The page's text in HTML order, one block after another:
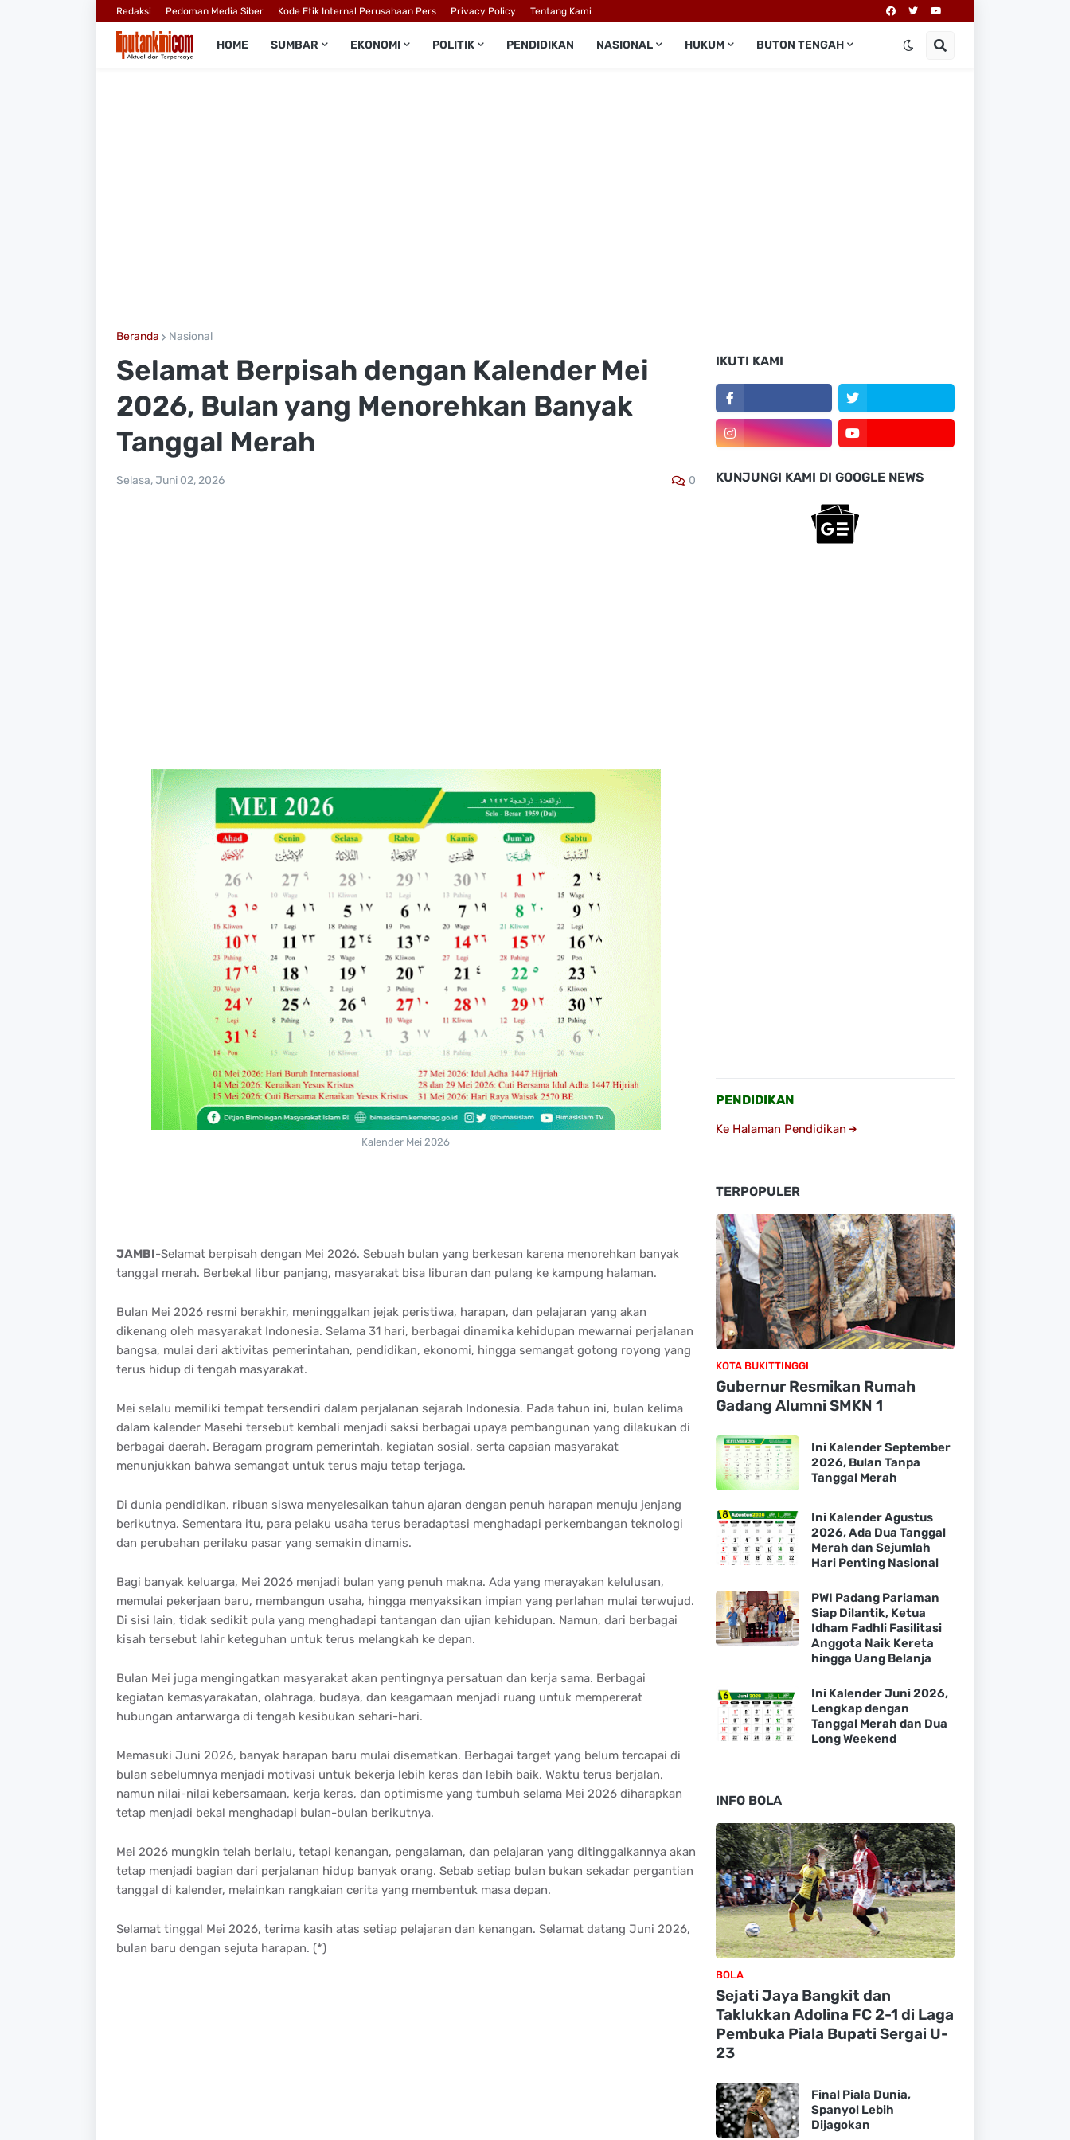
Redaksi Pedoman Media Siber Kode Etik Internal Perusahaan Pers Privacy Policy Tentang Kami
HOME SUMBAR EKONOMI POLITIK PENDIDIKAN NASIONAL HUKUM BUTON TENGAH
Beranda Nasional
Selamat Berpisah dengan Kalender Mei
2026, Bulan yang Menorehkan Banyak
Tanggal Merah
Selasa, Juni 02, 2026 0
Kalender Mei 2026
JAMBI-Selamat berpisah dengan Mei 2026. Sebuah bulan yang berkesan karena menorehkan banyak
tanggal merah. Berbekal libur panjang, masyarakat bisa liburan dan pulang ke kampung halaman.
Bulan Mei 2026 resmi berakhir, meninggalkan jejak peristiwa, harapan, dan pelajaran yang akan
dikenang oleh masyarakat Indonesia. Selama 31 hari, berbagai dinamika kehidupan mewarnai perjalanan
bangsa, mulai dari aktivitas pemerintahan, pendidikan, ekonomi, hingga semangat gotong royong yang
terus hidup di tengah masyarakat.
Mei selalu memiliki tempat tersendiri dalam perjalanan sejarah Indonesia. Pada tahun ini, bulan kelima
dalam kalender Masehi tersebut kembali menjadi saksi berbagai upaya pembangunan yang dilakukan di
berbagai daerah. Beragam program pemerintah, kegiatan sosial, serta capaian masyarakat
menunjukkan bahwa semangat untuk terus maju tetap terjaga.
Di dunia pendidikan, ribuan siswa menyelesaikan tahun ajaran dengan penuh harapan menuju jenjang
berikutnya. Sementara itu, para pelaku usaha terus beradaptasi menghadapi perkembangan teknologi
dan perubahan perilaku pasar yang semakin dinamis.
Bagi banyak keluarga, Mei 2026 menjadi bulan yang penuh makna. Ada yang merayakan kelulusan,
memulai pekerjaan baru, membangun usaha, hingga menyaksikan impian yang perlahan mulai terwujud.
Di sisi lain, tidak sedikit pula yang menghadapi tantangan dan ujian kehidupan. Namun, dari berbagai
kisah tersebut lahir keteguhan untuk terus melangkah ke depan.
Bulan Mei juga mengingatkan masyarakat akan pentingnya persatuan dan kerja sama. Berbagai
kegiatan kemasyarakatan, olahraga, budaya, dan keagamaan menjadi ruang untuk mempererat
hubungan antarwarga di tengah kesibukan sehari-hari.
Memasuki Juni 2026, banyak harapan baru mulai disematkan. Berbagai target yang belum tercapai di
bulan sebelumnya menjadi motivasi untuk bekerja lebih keras dan lebih baik. Waktu terus berjalan,
namun nilai-nilai kebersamaan, kerja keras, dan optimisme yang tumbuh selama Mei 2026 diharapkan
tetap menjadi bekal menghadapi bulan-bulan berikutnya.
Mei 2026 mungkin telah berlalu, tetapi kenangan, pengalaman, dan pelajaran yang ditinggalkannya akan
tetap menjadi bagian dari perjalanan hidup banyak orang. Sebab setiap bulan bukan sekadar pergantian
tanggal di kalender, melainkan rangkaian cerita yang membentuk masa depan.
Selamat tinggal Mei 2026, terima kasih atas setiap pelajaran dan kenangan. Selamat datang Juni 2026,
bulan baru dengan sejuta harapan. (*)
IKUTI KAMI
KUNJUNGI KAMI DI GOOGLE NEWS
PENDIDIKAN
Ke Halaman Pendidikan
TERPOPULER
KOTA BUKITTINGGI
Gubernur Resmikan Rumah
Gadang Alumni SMKN 1
Ini Kalender September
2026, Bulan Tanpa
Tanggal Merah
Ini Kalender Agustus
2026, Ada Dua Tanggal
Merah dan Sejumlah
Hari Penting Nasional
PWI Padang Pariaman
Siap Dilantik, Ketua
Idham Fadhli Fasilitasi
Anggota Naik Kereta
hingga Uang Belanja
Ini Kalender Juni 2026,
Lengkap dengan
Tanggal Merah dan Dua
Long Weekend
INFO BOLA
BOLA
Sejati Jaya Bangkit dan
Taklukkan Adolina FC 2-1 di Laga
Pembuka Piala Bupati Sergai U-
23
Final Piala Dunia,
Spanyol Lebih
Dijagokan